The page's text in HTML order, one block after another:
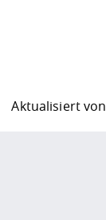
Aktualisiert von